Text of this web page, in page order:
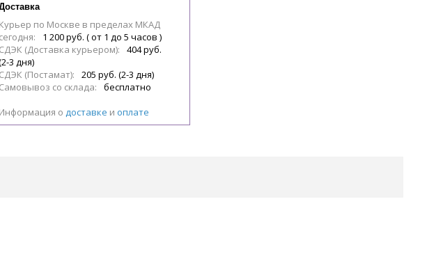
Курьер по Москве в пределах МКАД
сегодня:
1 200 руб. ( от 1 до 5 часов )
СДЭК (Доставка курьером):
404 руб.
3 дня)
СДЭК (Постамат):
205 руб. (2-3 дня)
Самовывоз со склада:
бесплатно
Информация о доставке и оплате